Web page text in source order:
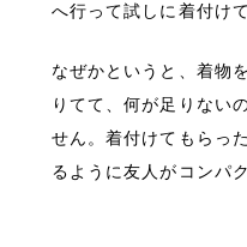
へ行って試しに着付け
なぜかというと、着物
りてて、何が足りない
せん。着付けてもらっ
るように友人がコンパ